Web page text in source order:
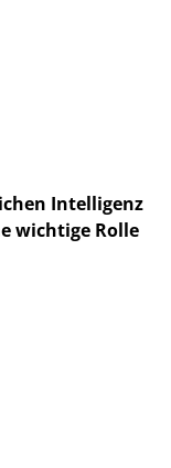
Intelligenz
wichtige Rolle